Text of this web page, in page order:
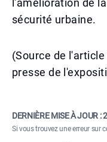
l'amélioration de
sécurité urbaine.
(Source de
presse de
DERNIÈRE MISE À JOUR :
Si vous trouvez une erreur sur